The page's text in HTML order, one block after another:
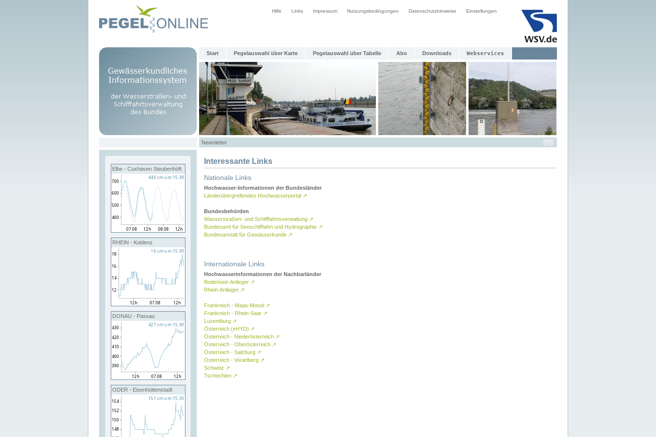
Hilfe Links Impressum Nutzungsbedingungen Datenschutzhinweise Einstellungen
Start Pegelauswahl über Karte Pegelauswahl über Tabelle Abo Downloads Webservices
Newsletter
Elbe - Cuxhaven Steubenhöft
RHEIN - Koblenz
DONAU - Passau
ODER - Eisenhüttenstadt
Interessante Links
Nationale Links
Hochwasser-Informationen der Bundesländer
Länderübergreifendes Hochwasserportal ↗
Bundesbehörden
Wasserstraßen- und Schifffahrtsverwaltung ↗
Bundesamt für Seeschifffahrt und Hydrographie ↗
Bundesanstalt für Gewässerkunde ↗
Internationale Links
Hochwasserinformationen der Nachbarländer
Bodensee-Anlieger ↗
Rhein-Anlieger ↗
Frankreich - Maas-Mosel ↗
Frankreich - Rhein-Saar ↗
Luxemburg ↗
Österreich (eHYD) ↗
Österreich - Niederösterreich ↗
Österreich - Oberösterreich ↗
Österreich - Salzburg ↗
Österreich - Vorarlberg ↗
Schweiz ↗
Tschechien ↗